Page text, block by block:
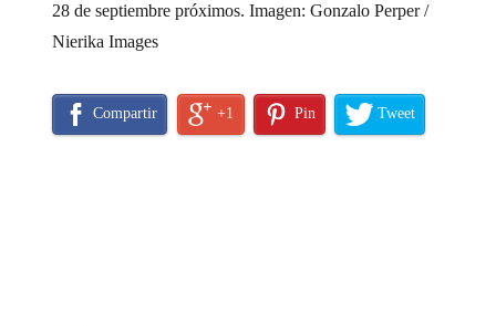
28 de septiembre próximos. Imagen: Gonzalo Perper /
Nierika Images
Compartir +1 Pin Tweet